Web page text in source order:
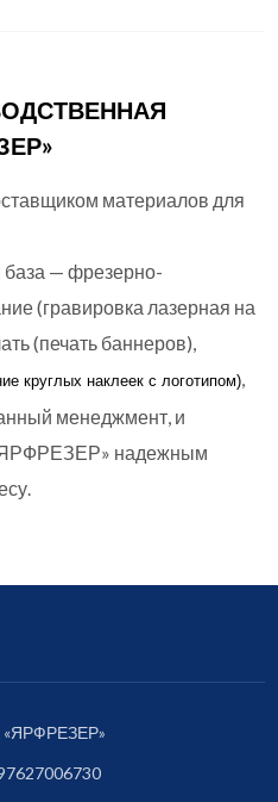
материалов для
— фрезерно-
(гравировка лазерная на
(печать баннеров),
круглыхнаклеек с логотипом),
менеджмент, и
надежным